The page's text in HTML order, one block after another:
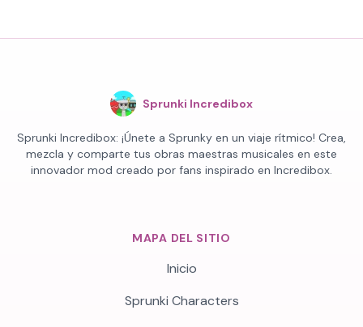
Sprunki Incredibox
Sprunki Incredibox: ¡Únete a Sprunky en un viaje rítmico! Crea,
mezcla y comparte tus obras maestras musicales en este
innovador mod creado por fans inspirado en Incredibox.
MAPA DEL SITIO
Inicio
Sprunki Characters